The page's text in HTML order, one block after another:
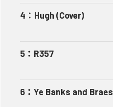
4 ： Hugh (Cover)
5 ： R357
6 ： Ye Banks and Braes